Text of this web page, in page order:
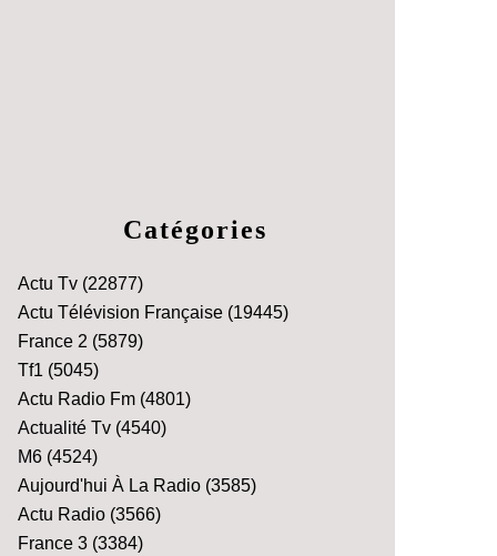
Catégories
Actu Tv (22877)
Actu Télévision Française (19445)
France 2 (5879)
Tf1 (5045)
Actu Radio Fm (4801)
Actualité Tv (4540)
M6 (4524)
Aujourd'hui À La Radio (3585)
Actu Radio (3566)
France 3 (3384)